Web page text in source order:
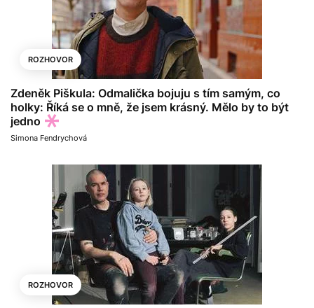
ROZHOVOR
Zdeněk Piškula: Odmalička bojuju s tím samým, co
holky: Říká se o mně, že jsem krásný. Mělo by to být
jedno
Simona Fendrychová
ROZHOVOR